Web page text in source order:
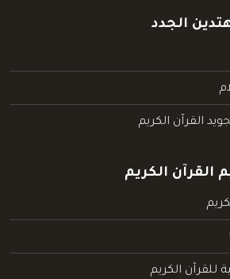
الجدد
القرآن الكريم
القرآن الكريم
للقرآن الكريم